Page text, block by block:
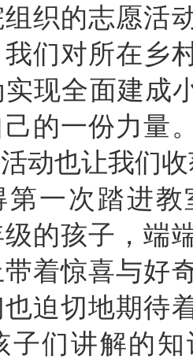
织的志愿活
们对所在乡
现全面建成
的一份力量
动也让我们
第一次踏进
的孩子，端
着惊喜与好
迫切地期待
子们讲解的